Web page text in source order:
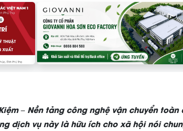
– Nền tảng công nghệ vận chuyển toàn
dịch vụ này là hữu ích cho xã hội nói